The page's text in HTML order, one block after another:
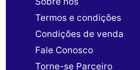
Termos e condições
Condições de venda
Fale Conosco
Torne-se Parceiro